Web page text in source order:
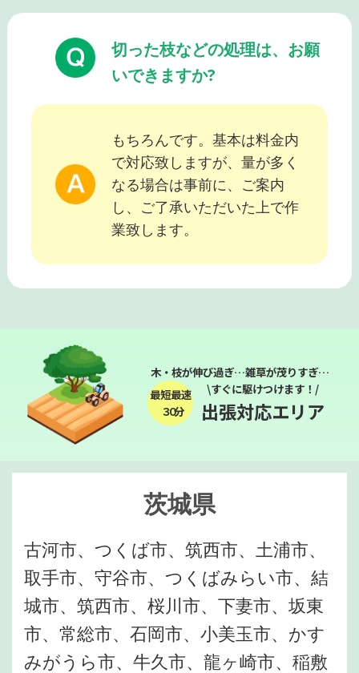
切った枝などの処理は、お願
いできますか?
もちろんです。基本は料金内
で対応致しますが、量が多く
なる場合は事前に、ご案内
し、ご了承いただいた上で作
業致します。
木・枝が伸び過ぎ…雑草が茂りすぎ…
最短最速
３０分
\すぐに駆けつけます！/
出張対応エリア
茨城県
古河市、つくば市、筑西市、土浦市、
取手市、守谷市、つくばみらい市、結
城市、筑西市、桜川市、下妻市、坂東
市、常総市、石岡市、小美玉市、かす
みがうら市、牛久市、龍ヶ崎市、稲敷